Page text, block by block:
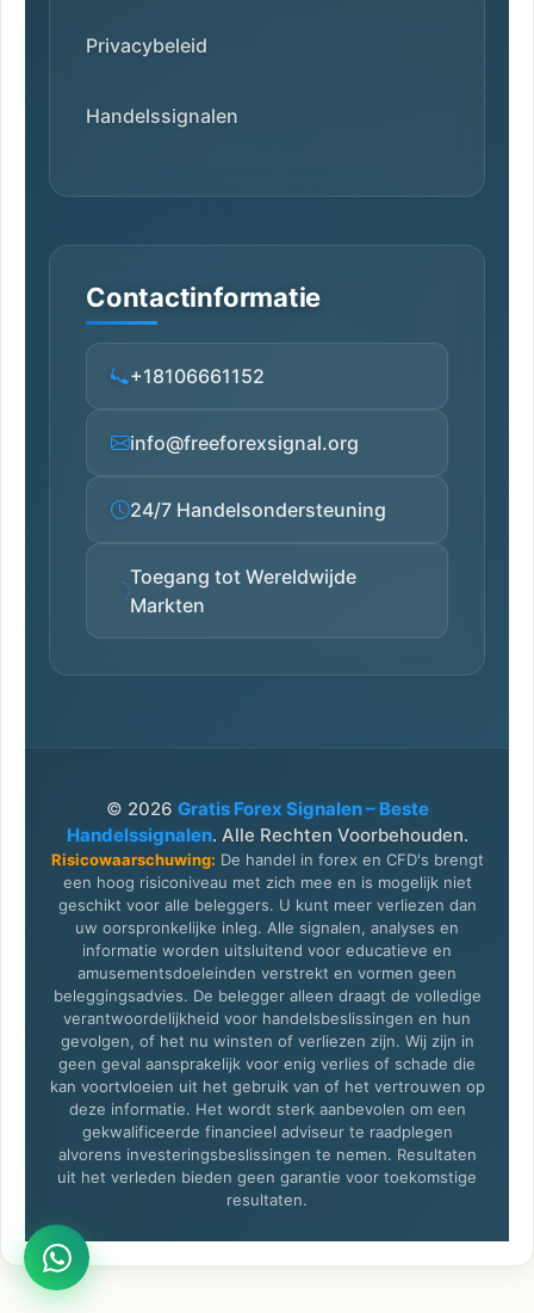
Privacybeleid
Handelssignalen
Contactinformatie
+18106661152
info@freeforexsignal.org
24/7 Handelsondersteuning
Toegang tot Wereldwijde
Markten
© 2026 Gratis Forex Signalen – Beste
Handelssignalen. Alle Rechten Voorbehouden.
Risicowaarschuwing: De handel in forex en CFD's brengt
een hoog risiconiveau met zich mee en is mogelijk niet
geschikt voor alle beleggers. U kunt meer verliezen dan
uw oorspronkelijke inleg. Alle signalen, analyses en
informatie worden uitsluitend voor educatieve en
amusementsdoeleinden verstrekt en vormen geen
beleggingsadvies. De belegger alleen draagt de volledige
verantwoordelijkheid voor handelsbeslissingen en hun
gevolgen, of het nu winsten of verliezen zijn. Wij zijn in
geen geval aansprakelijk voor enig verlies of schade die
kan voortvloeien uit het gebruik van of het vertrouwen op
deze informatie. Het wordt sterk aanbevolen om een
gekwalificeerde financieel adviseur te raadplegen
alvorens investeringsbeslissingen te nemen. Resultaten
uit het verleden bieden geen garantie voor toekomstige
resultaten.